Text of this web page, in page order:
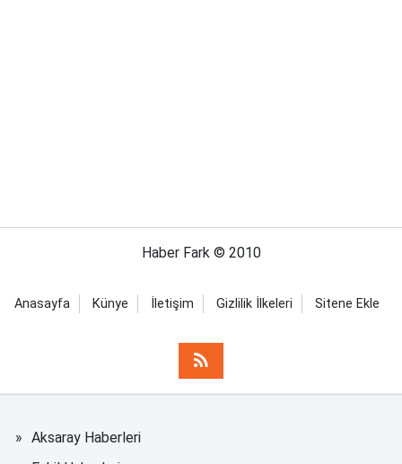
Haber Fark © 2010
Anasayfa Künye İletişim Gizlilik İlkeleri Sitene Ekle
Aksaray Haberleri